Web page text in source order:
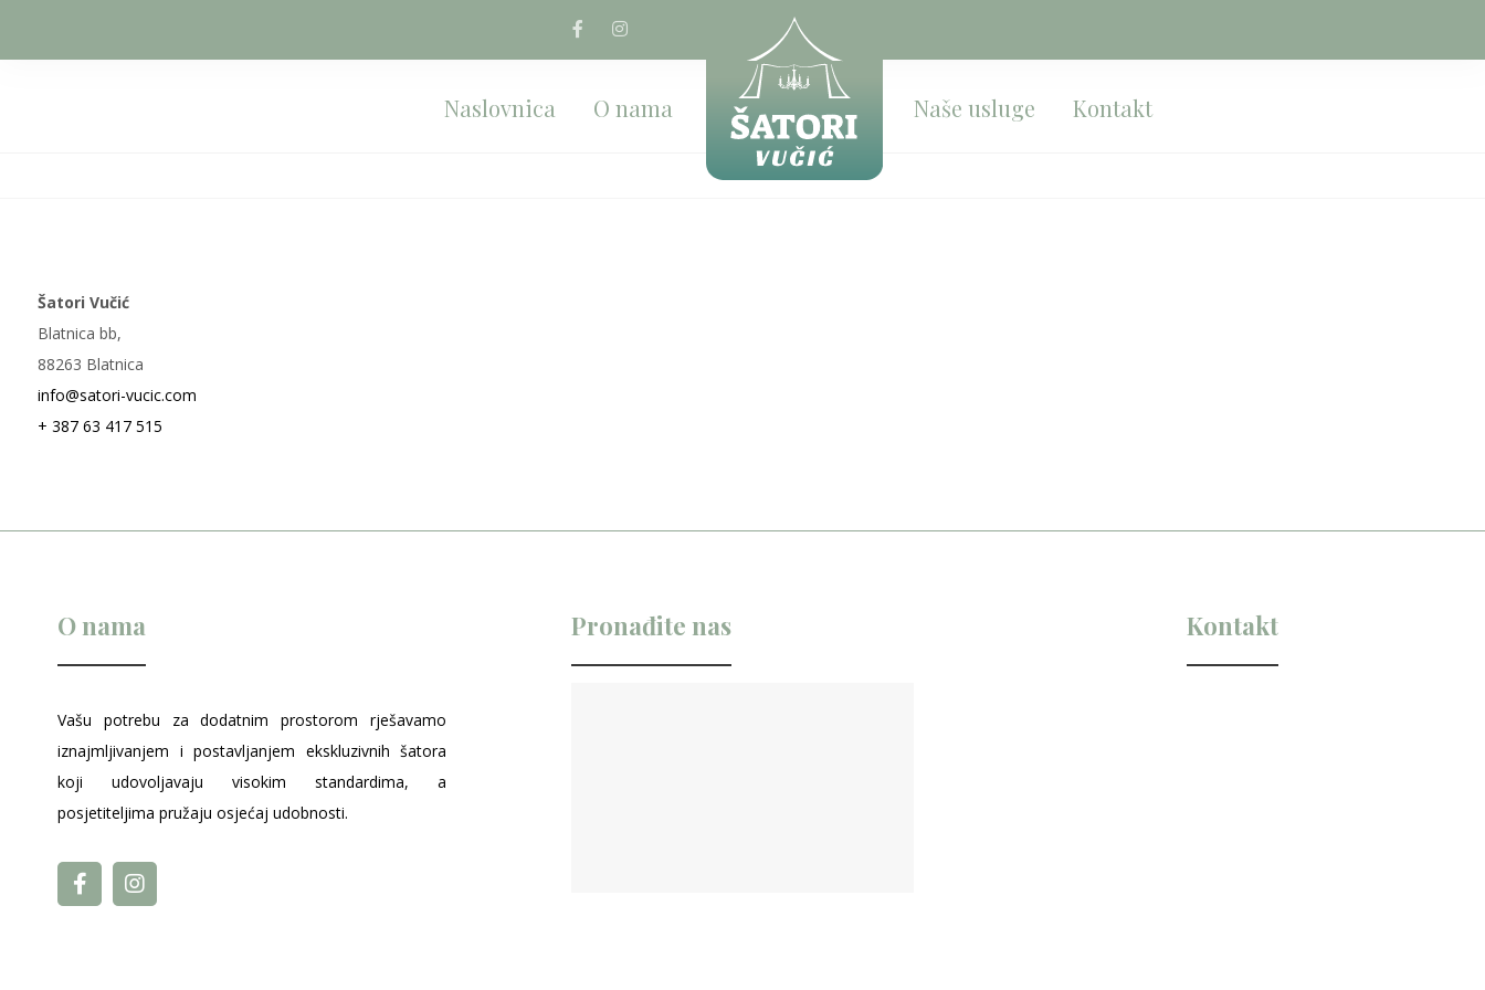
Naslovnica O nama Naše usluge Kontakt
Šatori Vučić
Blatnica bb,
88263 Blatnica
info@satori-vucic.com
+ 387 63 417 515
O nama
Vašu potrebu za dodatnim prostorom rješavamo
iznajmljivanjem i postavljanjem ekskluzivnih šatora
koji udovoljavaju visokim standardima, a
posjetiteljima pružaju osjećaj udobnosti.
Pronađite nas Kontakt